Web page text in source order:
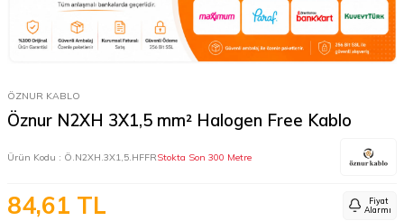
ÖZNUR KABLO
Öznur N2XH 3X1,5 mm² Halogen Free Kablo
Ürün Kodu : Ö.N2XH.3X1,5.HFFRStokta Son 300 Metre
84,61 TL
Fiyat
Alarmı